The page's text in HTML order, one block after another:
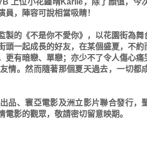
上位小花鍾晴Karlie，
除了顏值，今
，陣容可說相當吸睛！
的《不是你不愛你》， 以花園街為舞
頭一起成長的好友，在某個盛夏， 不約
更有暗戀、單戀；亦少不了令人傷心痛
情。然而隨著那個夏天過去，一切都
品、寰亞電影及洲立影片聯合發行，
影的觀眾，敬請密切留意映期。